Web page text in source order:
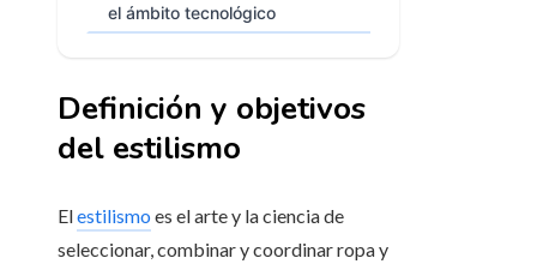
el ámbito tecnológico
Definición y objetivos
del estilismo
Elestilismo es el arte y la ciencia de
seleccionar, combinar y coordinar ropa y